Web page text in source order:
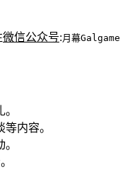
微信公众号:月幕Galgame
内容。